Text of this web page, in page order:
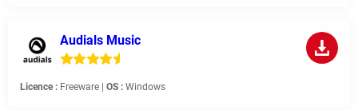
Audials Music
Licence : Freeware | OS : Windows